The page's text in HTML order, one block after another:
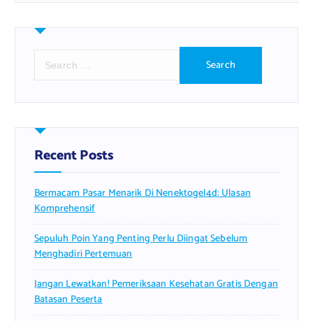
r
h
f
o
:
Recent Posts
Bermacam Pasar Menarik Di Nenektogel4d: Ulasan
Komprehensif
Sepuluh Poin Yang Penting Perlu Diingat Sebelum
Menghadiri Pertemuan
Jangan Lewatkan! Pemeriksaan Kesehatan Gratis Dengan
Batasan Peserta